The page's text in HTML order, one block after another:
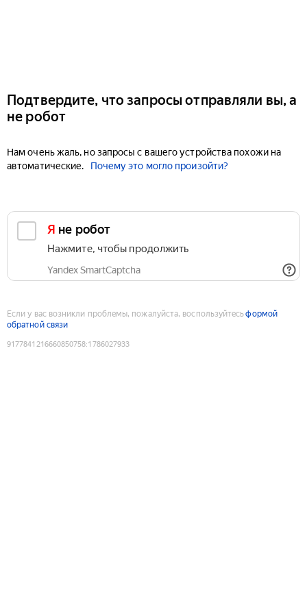
Подтвердите, что запросы отправляли вы, а
не робот
Нам очень жаль, но запросы с вашего устройства похожи на
автоматические.
Почему это могло произойти?
Я не робот
Нажмите, чтобы продолжить
Yandex SmartCaptcha
Если у вас возникли проблемы, пожалуйста, воспользуйтесьформой
обратной связи
9177841216660850758:1786027933